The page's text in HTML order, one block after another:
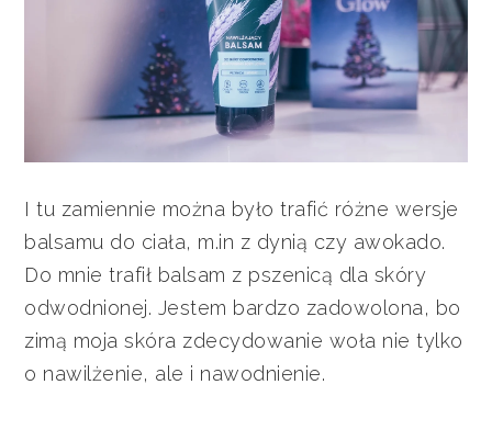
I tu zamiennie można było trafić różne wersje
balsamu do ciała, m.in z dynią czy awokado.
Do mnie trafił balsam z pszenicą dla skóry
odwodnionej. Jestem bardzo zadowolona, bo
zimą moja skóra zdecydowanie woła nie tylko
o nawilżenie, ale i nawodnienie.